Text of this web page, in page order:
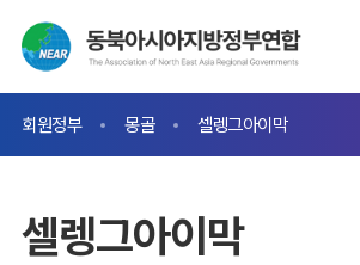
회원정부 몽골 셀렝그아이막
셀렝그아이막